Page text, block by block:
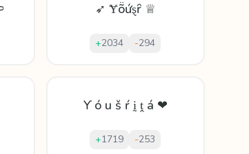
➶ Ɏṏứȿȓ ♕
+2034 -294
Ƴ ó u š ŕ ḭ ṱ á ❤
+1719 -253